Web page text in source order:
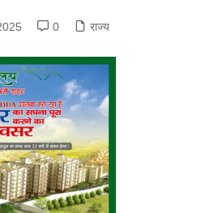
0 राज्य